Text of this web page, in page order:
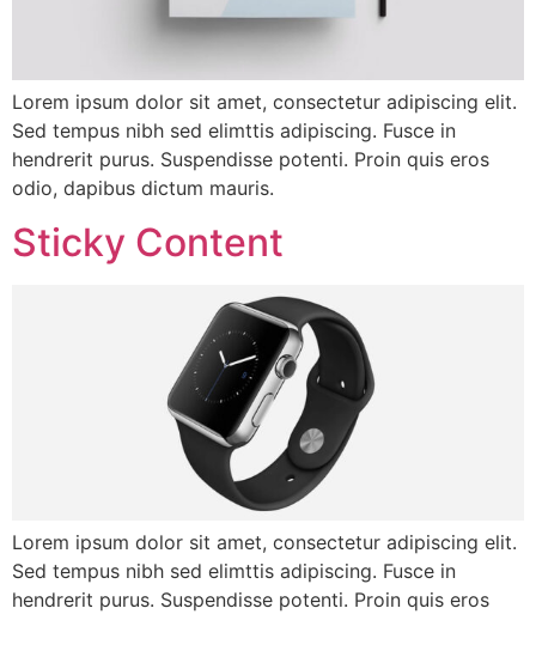
Lorem ipsum dolor sit amet, consectetur adipiscing elit.
Sed tempus nibh sed elimttis adipiscing. Fusce in
hendrerit purus. Suspendisse potenti. Proin quis eros
odio, dapibus dictum mauris.
Sticky Content
Lorem ipsum dolor sit amet, consectetur adipiscing elit.
Sed tempus nibh sed elimttis adipiscing. Fusce in
hendrerit purus. Suspendisse potenti. Proin quis eros